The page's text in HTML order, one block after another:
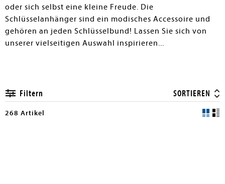
submenu
oder sich selbst eine kleine Freude. Die
Schlüsselanhänger sind ein modisches Accessoire und
gehören an jeden Schlüsselbund! Lassen Sie sich von
unserer vielseitigen Auswahl inspirieren...
Filtern SORTIEREN
268 Artikel